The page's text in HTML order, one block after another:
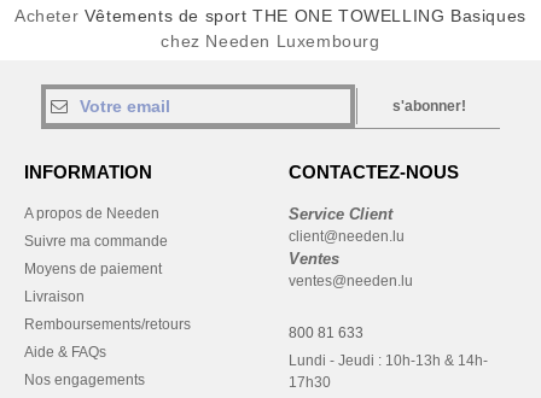
Acheter Vêtements de sport THE ONE TOWELLING Basiques
chez Needen Luxembourg
s'abonner!
INFORMATION
A propos de Needen
Suivre ma commande
Moyens de paiement
Livraison
Remboursements/retours
Aide & FAQs
Nos engagements
CONTACTEZ-NOUS
Service Client
client@needen.lu
Ventes
ventes@needen.lu
800 81 633
Lundi - Jeudi : 10h-13h & 14h-
17h30